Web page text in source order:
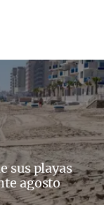
sus playas
agosto